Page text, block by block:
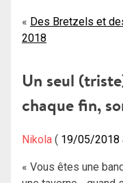
Navigation
de
l’article
Des Bretzels et
2018
Un seul
chaque fin,
Nikola 19/05/2018
« Vous êtes une